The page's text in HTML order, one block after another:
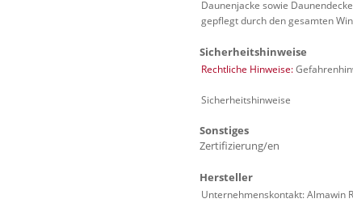
Daunenjacke sowie
gepflegt durch den gesamten
Sicherheitshinweise
Rechtliche Hinweise:
Sicherheitshinweise
Sonstiges
Zertifizierung/en
Hersteller
Unternehmenskontakt: Almawin